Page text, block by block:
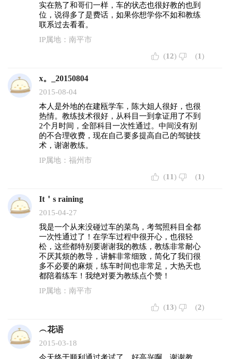
实在熟了和哥们一样，车的状态也很好教的也到
位，说得多了是费话，如果你想学你不如和教练
联系过去看看。
IP属地：南平市
(12) (1)
x。_20150804
2015-08-04
本人是外地的在建瓯学车，陈大姐人很好，也很
热情。教练技术很好，从科目一到拿证用了不到
2个月时间，全部科目一次性通过。中间没有别
的不合理收费，现在自己要多提高自己的驾驶技
术，谢谢教练。
IP属地：福州市
(11) (1)
It＇s raining
2015-04-27
我是一个从来没碰过车的菜鸟，考驾照科目全都
一次性通过了！在学车过程中很开心，也很轻
松，这些都特别要谢谢我的教练，教练非常耐心
不厌其烦的教导，讲解非常细致，简化了我们很
多不必要的麻烦，练车时间也非常足，大热天也
都陪着练车！我绝对要为教练点个赞！
IP属地：南平市
(13) (2)
︵花语
2015-03-18